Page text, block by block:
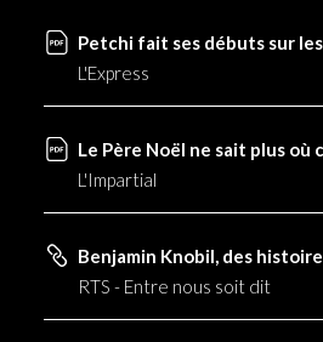
Petchi fait ses débuts sur
L'Express
Le Père Noël ne sait plus où
L'Impartial
Benjamin Knobil, des
RTS - Entre nous soit dit